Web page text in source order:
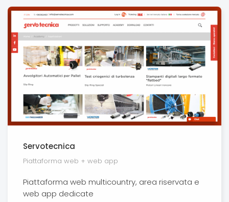
Servotecnica
Piattaforma web + web app
Piattaforma web multicountry, area riservata e
web app dedicate